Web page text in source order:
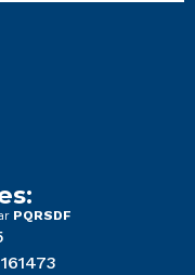
PQRSDF
161473